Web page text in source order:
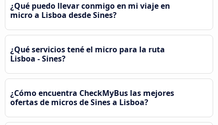
¿Qué puedo llevar conmigo en mi viaje en
micro a Lisboa desde Sines?
¿Qué servicios tené el micro para la ruta
Lisboa - Sines?
¿Cómo encuentra CheckMyBus las mejores
ofertas de micros de Sines a Lisboa?